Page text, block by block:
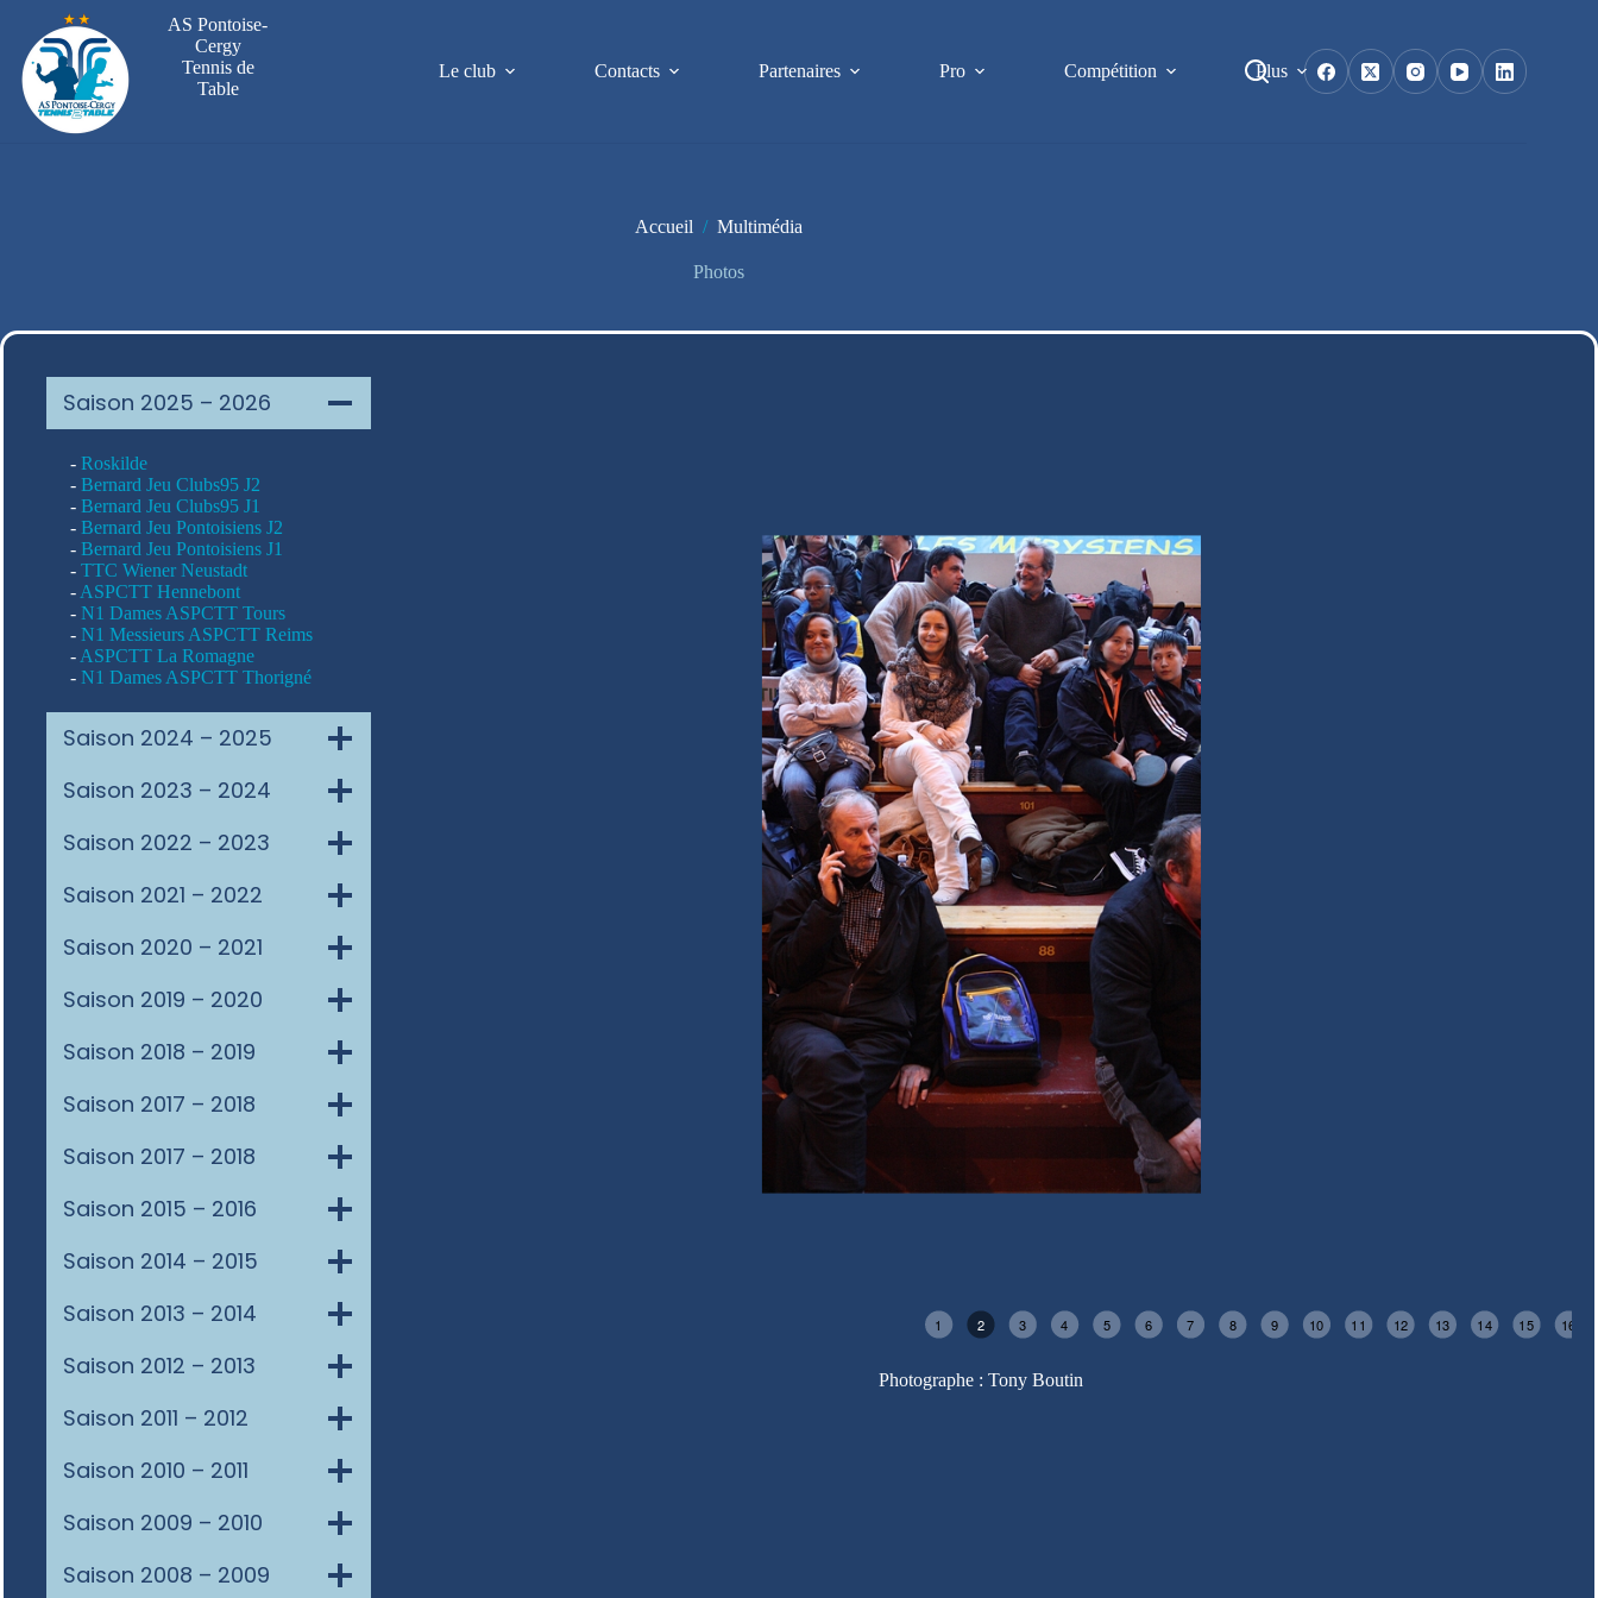
contenu
AS Pontoise-
Cergy
Tennis de
Table
Le club Contacts Partenaires Pro Compétition Plus
Accueil / Multimédia
Photos
Saison 2025 – 2026
- Roskilde
- Bernard Jeu Clubs95 J2
- Bernard Jeu Clubs95 J1
- Bernard Jeu Pontoisiens J2
- Bernard Jeu Pontoisiens J1
- TTC Wiener Neustadt
- ASPCTT Hennebont
- N1 Dames ASPCTT Tours
- N1 Messieurs ASPCTT Reims
- ASPCTT La Romagne
- N1 Dames ASPCTT Thorigné
Saison 2024 – 2025
Saison 2023 – 2024
Saison 2022 – 2023
Saison 2021 – 2022
Saison 2020 – 2021
Saison 2019 – 2020
Saison 2018 – 2019
Saison 2017 – 2018
Saison 2017 – 2018
Saison 2015 – 2016
Saison 2014 – 2015
Saison 2013 – 2014
Saison 2012 – 2013
Saison 2011 – 2012
Saison 2010 – 2011
Saison 2009 – 2010
Saison 2008 – 2009
1 2 3 4 5 6 7 8 9 10 11 12 13 14 15 16
Photographe : Tony Boutin